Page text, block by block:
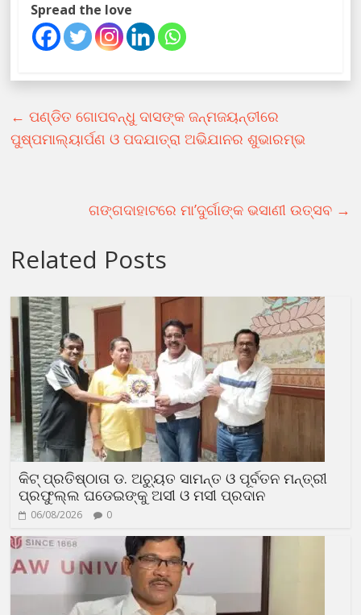
Spread the love
← ପଣ୍ଡିତ ଗୋପବନ୍ଧୁ ଦାସଙ୍କ ଜନ୍ମଜୟନ୍ତୀରେ
ପୁଷ୍ପମାଲ୍ୟାର୍ପଣ ଓ ପଦଯାତ୍ରା ଅଭିଯାନର ଶୁଭାରମ୍ଭ
ଗଙ୍ଗଦାହାଟରେ ମା’ଦୁର୍ଗାଙ୍କ ଭସାଣୀ ଉତ୍ସବ →
Related Posts
କିଟ୍ ପ୍ରତିଷ୍ଠାତା ଡ. ଅଚ୍ୟୁତ ସାମନ୍ତ ଓ ପୂର୍ବତନ ମନ୍ତ୍ରୀ
ପ୍ରଫୁଲ୍ଲ ଘଡେଇଙ୍କୁ ଅସୀ ଓ ମସୀ ପ୍ରଦାନ
06/08/2026 0